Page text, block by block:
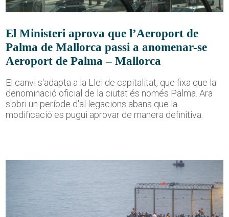
El Ministeri aprova que l’Aeroport de
Palma de Mallorca passi a anomenar-se
Aeroport de Palma – Mallorca
El canvi s'adapta a la Llei de capitalitat, que fixa que la
denominació oficial de la ciutat és només Palma. Ara
s'obri un període d'al·legacions abans que la
modificació es pugui aprovar de manera definitiva.